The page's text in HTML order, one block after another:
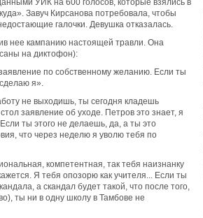
УИК на 600 голосов, которые взялись в
Завуч Кирсанова потребовала, чтобы
галочки. Девушка отказалась.
нее кампанию настоящей травли. Она
на диктофон):
по собственному желанию. Если ты
я».
не выходишь, ты сегодня кладешь
заявление об уходе. Петров это знает, я
ты этого не делаешь, да, а ты это
что через неделю я уволю тебя по
компетентная, так тебя наизнанку
Я тебя опозорю как учителя... Если ты
а скандал будет такой, что после того,
ты ни в одну школу в Тамбове не